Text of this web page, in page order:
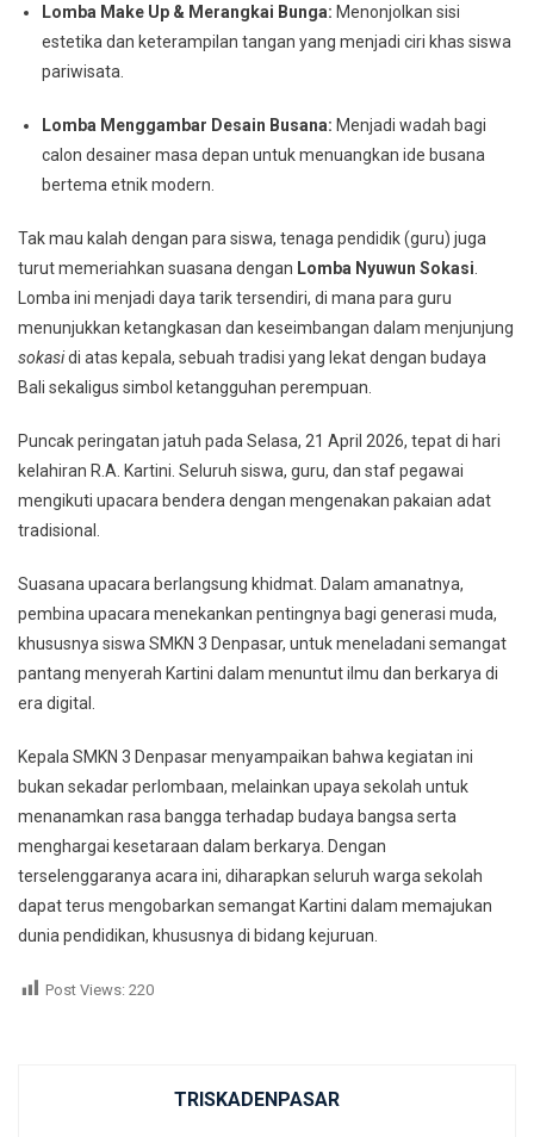
Lomba Make Up & Merangkai Bunga: Menonjolkan sisi
estetika dan keterampilan tangan yang menjadi ciri khas siswa
pariwisata.
Lomba Menggambar Desain Busana: Menjadi wadah bagi
calon desainer masa depan untuk menuangkan ide busana
bertema etnik modern.
Tak mau kalah dengan para siswa, tenaga pendidik (guru) juga
turut memeriahkan suasana dengan Lomba Nyuwun Sokasi
Lomba ini menjadi daya tarik tersendiri, di mana para guru
menunjukkan ketangkasan dan keseimbangan dalam menjunjung
sokasidi atas kepala, sebuah tradisi yang lekat dengan budaya
Bali sekaligus simbol ketangguhan perempuan.
Puncak peringatan jatuh pada Selasa, 21 April 2026, tepat di hari
kelahiran R.A. Kartini. Seluruh siswa, guru, dan staf pegawai
mengikuti upacara bendera dengan mengenakan pakaian adat
tradisional.
Suasana upacara berlangsung khidmat. Dalam amanatnya,
pembina upacara menekankan pentingnya bagi generasi muda,
khususnya siswa SMKN 3 Denpasar, untuk meneladani semangat
pantang menyerah Kartini dalam menuntut ilmu dan berkarya di
era digital.
Kepala SMKN 3 Denpasar menyampaikan bahwa kegiatan ini
bukan sekadar perlombaan, melainkan upaya sekolah untuk
menanamkan rasa bangga terhadap budaya bangsa serta
menghargai kesetaraan dalam berkarya. Dengan
terselenggaranya acara ini, diharapkan seluruh warga sekolah
dapat terus mengobarkan semangat Kartini dalam memajukan
dunia pendidikan, khususnya di bidang kejuruan.
Post Views: 220
TRISKADENPASAR